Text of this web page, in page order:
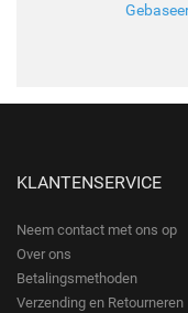
KLANTENSERVICE
Neem contact met ons op
Over ons
Betalingsmethoden
Verzending en Retourneren